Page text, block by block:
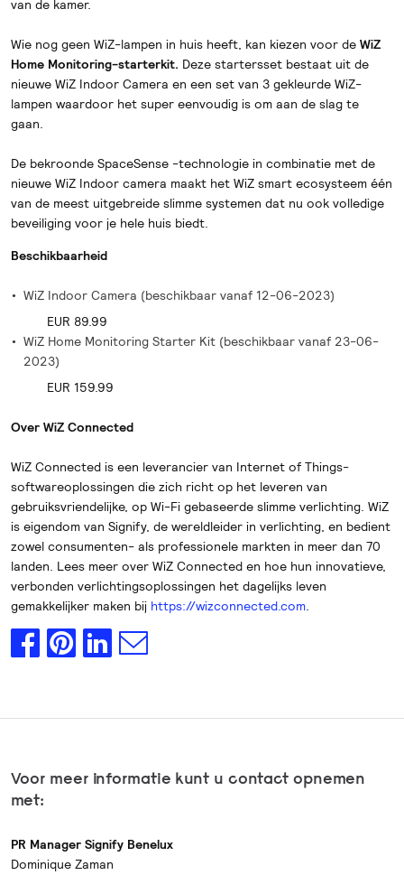
van de kamer.
Wie nog geen WiZ-lampen in huis heeft, kan kiezen voor de WiZ
Home Monitoring-starterkit. Deze startersset bestaat uit de
nieuwe WiZ Indoor Camera en een set van 3 gekleurde WiZ-
lampen waardoor het super eenvoudig is om aan de slag te
gaan.
De bekroonde SpaceSense -technologie in combinatie met de
nieuwe WiZ Indoor camera maakt het WiZ smart ecosysteem één
van de meest uitgebreide slimme systemen dat nu ook volledige
beveiliging voor je hele huis biedt.
Beschikbaarheid
WiZ Indoor Camera (beschikbaar vanaf 12-06-2023)
EUR 89.99
WiZ Home Monitoring Starter Kit (beschikbaar vanaf 23-06-
2023)
EUR 159.99
Over WiZ Connected
WiZ Connected is een leverancier van Internet of Things-
softwareoplossingen die zich richt op het leveren van
gebruiksvriendelijke, op Wi-Fi gebaseerde slimme verlichting. WiZ
is eigendom van Signify, de wereldleider in verlichting, en bedient
zowel consumenten- als professionele markten in meer dan 70
landen. Lees meer over WiZ Connected en hoe hun innovatieve,
verbonden verlichtingsoplossingen het dagelijks leven
gemakkelijker maken bij https://wizconnected.com.
Voor meer informatie kunt u contact opnemen
met:
PR Manager Signify Benelux
Dominique Zaman